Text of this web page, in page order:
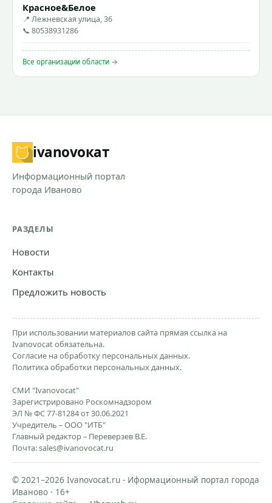
Красное&Белое
📍 Лежневская улица, 36
📞 80538931286
Все организации области →
ivanovoкат
Информационный портал
города Иваново
РАЗДЕЛЫ
Новости
Контакты
Предложить новость
При использовании материалов сайта прямая ссылка на
Ivanovocat обязательна.
Согласие на обработку персональных данных.
Политика обработки персональных данных.
СМИ "Ivanovocat"
Зарегистрировано Роскомнадзором
ЭЛ № ФС 77-81284 от 30.06.2021
Учредитель – ООО "ИТБ"
Главный редактор – Переверзев В.Е.
Почта:sales@ivanovocat.ru
© 2021–2026 Ivanovocat.ru - Иформационный портал города
Иваново · 16+